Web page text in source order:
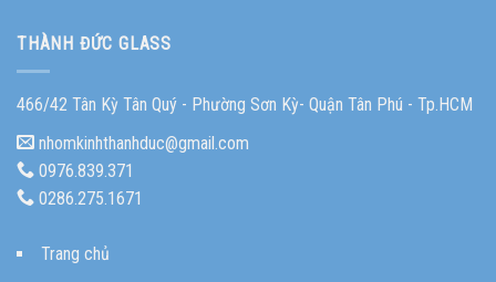
THÀNH ĐỨC GLASS
466/42 Tân Kỳ Tân Quý - Phường Sơn Kỳ- Quận Tân Phú - Tp.HCM
nhomkinhthanhduc@gmail.com
0976.839.371
0286.275.1671
Trang chủ